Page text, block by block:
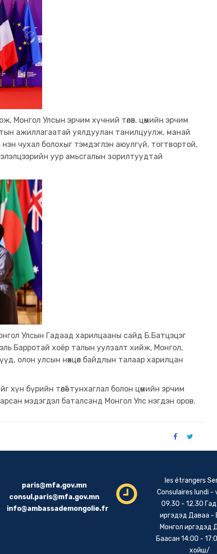
Монгол Улсын эрчим хүчний төлөв, цөмийн эрчим
ажиллагаатай уялдуулан танилцуулж, манай
чухал болохыг тэмдэглэн аюулгүй, тогтвортой,
уур амьсгалын зорилтуудтай
Улсын Гадаад харилцааны сайд Б.Батцэцэг
Барротай хоёр талын уулзалт хийж, Монгол,
олон улсын нөхцөл байдлын талаар харилцан
бүрийн төлөө” тунхаглал болон цөмийн эрчим
мэдэгдэл баталсанд Монгол Улс нэгдэн оров.
paris@mfa.gov.mn
consul.paris@mfa.gov.mn
info@ambassademongolie.fr
les étrangers
Consulaires lundi -
09.30 - 12.30
иргэдэд Даваа -
Монгол иргэдэд
Баасан 14:00 -
хойш/